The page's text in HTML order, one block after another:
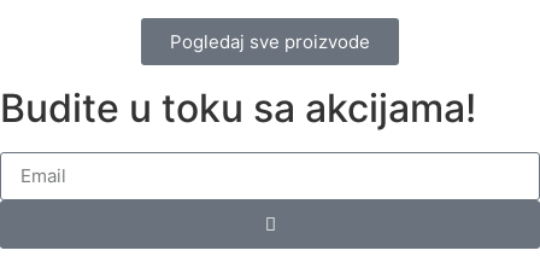
Pogledaj sve proizvode
Budite u toku sa akcijama!